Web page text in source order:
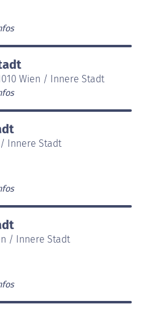
Wien / Innere Stadt
/ Innere Stadt
/ Innere Stadt